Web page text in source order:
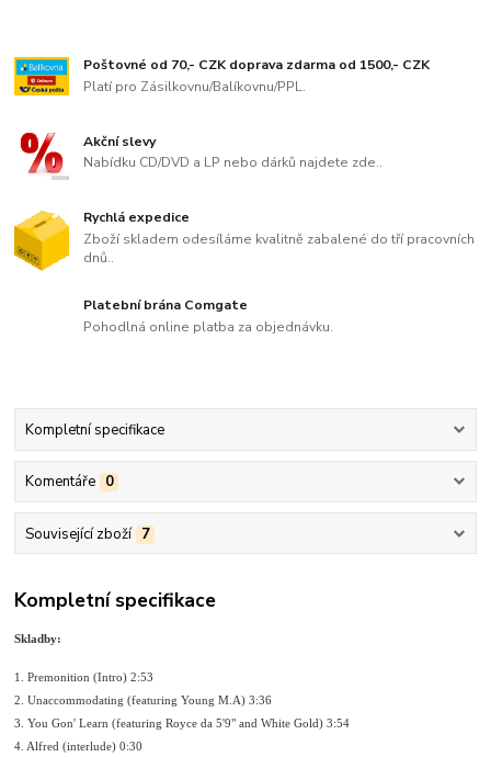
Poštovné od 70,- CZK doprava zdarma od 1500,- CZK
Platí pro Zásilkovnu/Balíkovnu/PPL.
Akční slevy
Nabídku CD/DVD a LP nebo dárků najdete zde..
Rychlá expedice
Zboží skladem odesíláme kvalitně zabalené do tří pracovních
dnů..
Platební brána Comgate
Pohodlná online platba za objednávku.
Kompletní specifikace
Komentáře 0
Související zboží 7
Kompletní specifikace
Skladby:
1. Premonition (Intro) 2:53
2. Unaccommodating (featuring Young M.A) 3:36
3. You Gon' Learn (featuring Royce da 5'9" and White Gold) 3:54
4. Alfred (interlude) 0:30